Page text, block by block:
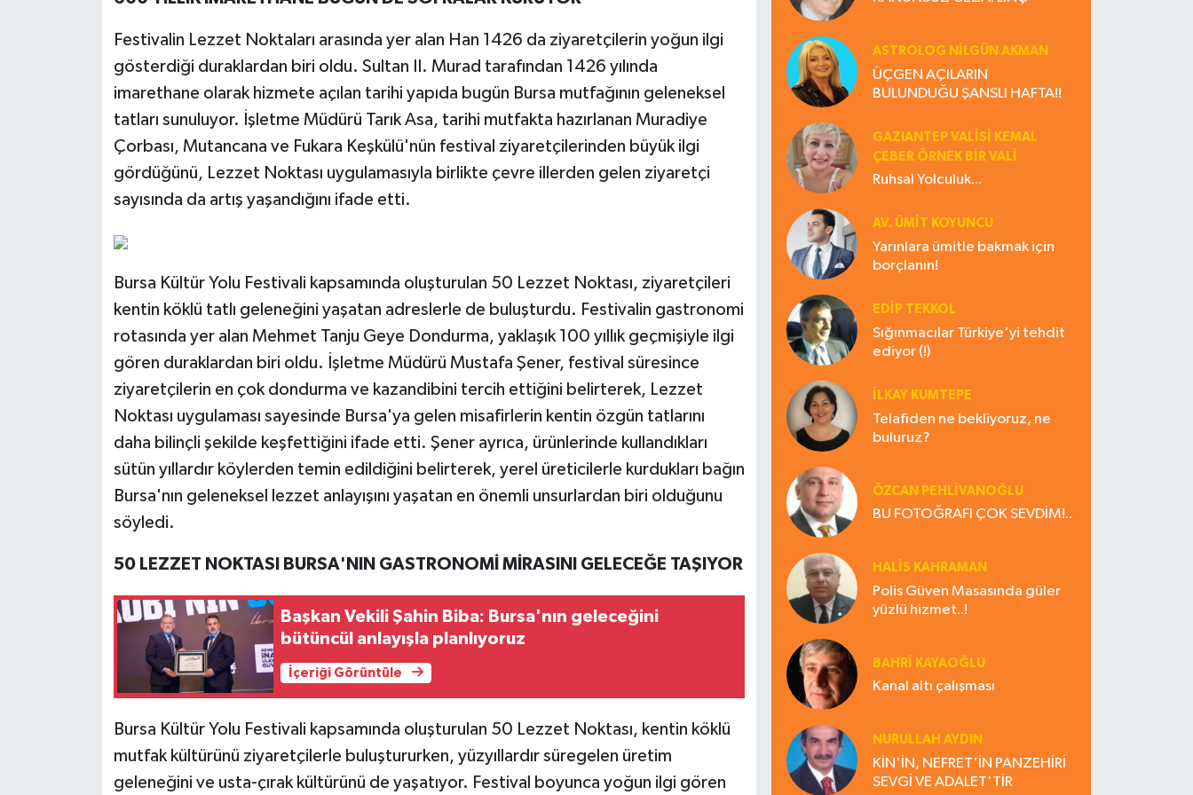
Festivalin Lezzet Noktaları arasında yer alan Han 1426 da ziyaretçilerin yoğun ilgi
gösterdiği duraklardan biri oldu. Sultan II. Murad tarafından 1426 yılında
imarethane olarak hizmete açılan tarihi yapıda bugün Bursa mutfağının geleneksel
tatları sunuluyor. İşletme Müdürü Tarık Asa, tarihi mutfakta hazırlanan Muradiye
Çorbası, Mutancana ve Fukara Keşkülü'nün festival ziyaretçilerinden büyük ilgi
gördüğünü, Lezzet Noktası uygulamasıyla birlikte çevre illerden gelen ziyaretçi
sayısında da artış yaşandığını ifade etti.
Bursa Kültür Yolu Festivali kapsamında oluşturulan 50 Lezzet Noktası, ziyaretçileri
kentin köklü tatlı geleneğini yaşatan adreslerle de buluşturdu. Festivalin gastronomi
rotasında yer alan Mehmet Tanju Geye Dondurma, yaklaşık 100 yıllık geçmişiyle ilgi
gören duraklardan biri oldu. İşletme Müdürü Mustafa Şener, festival süresince
ziyaretçilerin en çok dondurma ve kazandibini tercih ettiğini belirterek, Lezzet
Noktası uygulaması sayesinde Bursa'ya gelen misafirlerin kentin özgün tatlarını
daha bilinçli şekilde keşfettiğini ifade etti. Şener ayrıca, ürünlerinde kullandıkları
sütün yıllardır köylerden temin edildiğini belirterek, yerel üreticilerle kurdukları bağın
Bursa'nın geleneksel lezzet anlayışını yaşatan en önemli unsurlardan biri olduğunu
söyledi.
50 LEZZET NOKTASI BURSA'NIN GASTRONOMİ MİRASINI GELECEĞE TAŞIYOR
Başkan Vekili Şahin Biba: Bursa'nın geleceğini
bütüncül anlayışla planlıyoruz
İçeriği Görüntüle
Bursa Kültür Yolu Festivali kapsamında oluşturulan 50 Lezzet Noktası, kentin köklü
mutfak kültürünü ziyaretçilerle buluştururken, yüzyıllardır süregelen üretim
geleneğini ve usta-çırak kültürünü de yaşatıyor. Festival boyunca yoğun ilgi gören
ASTROLOG NILGÜN AKMAN
ÜÇGEN AÇILARIN
BULUNDUĞU ŞANSLI HAFTA!!
GAZIANTEP VALISI KEMAL
ÇEBER ÖRNEK BİR VALİ
Ruhsal Yolculuk...
AV. ÜMIT KOYUNCU
Yarınlara ümitle bakmak için
borçlanın!
EDIP TEKKOL
Sığınmacılar Türkiye'yi tehdit
ediyor (!)
İLKAY KUMTEPE
Telafiden ne bekliyoruz, ne
buluruz?
ÖZCAN PEHLİVANOĞLU
BU FOTOĞRAFI ÇOK SEVDİM!..
HALIS KAHRAMAN
Polis Güven Masasında güler
yüzlü hizmet..!
BAHRI KAYAOĞLU
Kanal altı çalışması
NURULLAH AYDIN
KİN'İN, NEFRET'İN PANZEHİRİ
SEVGİ VE ADALET'TİR